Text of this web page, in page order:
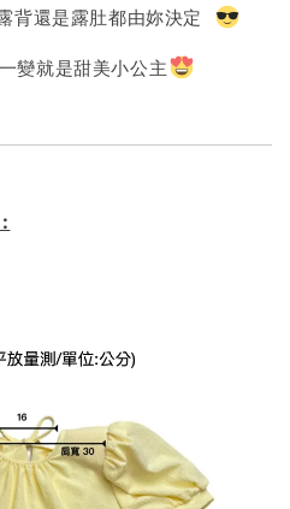
還是露肚都由妳決定
變就是甜美小公主